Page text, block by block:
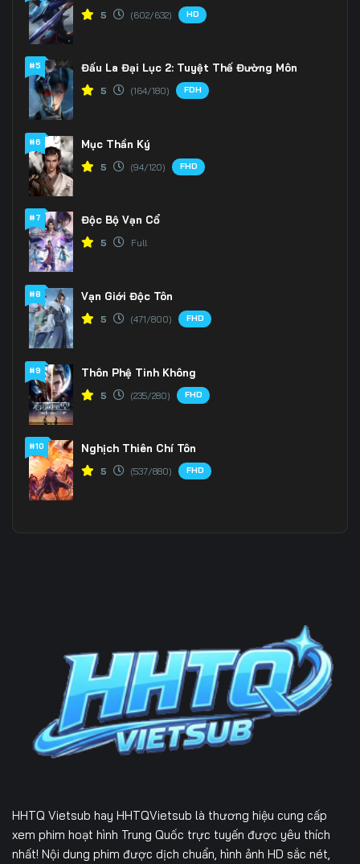
5 (602/632) HD
#5 Đấu La Đại Lục 2: Tuyệt Thế Đường Môn
5 (164/180) FDH
#6 Mục Thần Ký
5 (94/120) FHD
#7 Độc Bộ Vạn Cổ
5 Full
#8 Vạn Giới Độc Tôn
5 (471/800) FHD
#9 Thôn Phệ Tinh Không
5 (235/280) FHD
#10 Nghịch Thiên Chí Tôn
5 (537/880) FHD
HHTQ Vietsub hay HHTQVietsub là thương hiệu cung cấp
xem phim hoạt hình Trung Quốc trực tuyến được yêu thích
nhất! Nội dung phim được dịch chuẩn, hình ảnh HD sắc nét,